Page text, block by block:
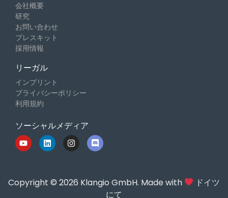
会社概要
研究
お問い合わせ
プレスキット
採用情報
リーガル
インプリント
プライバシーポリシー
利用規約
ソーシャルメディア
Copyright © 2026 Klangio GmbH. Made with
ドイツ
にて